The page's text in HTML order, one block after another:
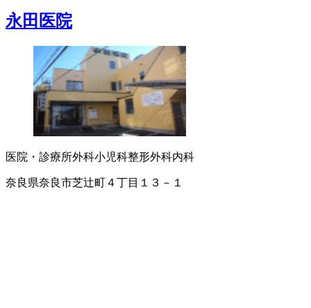
永田医院
医院・診療所外科小児科整形外科内科
奈良県奈良市芝辻町４丁目１３－１